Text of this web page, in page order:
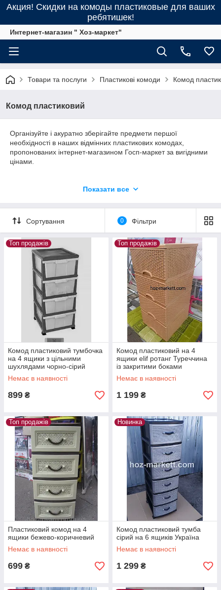
Акция! Скидки на комоды пластиковые для ваших
ребятишек!
Интернет-магазин " Хоз-маркет"
Товари та послуги Пластикові комоди Комод
Комод пластиковий
Організуйте і акуратно зберігайте предмети першої
необхідності в наших відмінних пластикових комодах,
пропонованих інтернет-магазином Госп-маркет за вигідними
цінами.
складеної одягу, а також різного розміру дрібничок. Крім того,
різних візерунків або більше яскравих кольорових фасадів, ви
легко знайдете привабливі та відповідні до декору
приміщення ящички, щоб доповнити або додати сплеск
фарб у ваше традиційний або сучасний інтер'єр.
Показати все
Сортування 0 Фільтри
Топ продажів
Комод пластиковий тумбочка
на 4 ящики з цільними
шухлядами чорно-сірий
Туреччина
Немає в наявності
899 ₴
Топ продажів
Комод пластиковий на 4
ящики elif ротанг Туреччина
із закритими боками
Немає в наявності
1 199 ₴
Топ продажів
Пластиковий комод на 4
ящики бежево-коричневий
Немає в наявності
699 ₴
Новинка
Комод пластиковий тумба
сірий на 6 ящиків Україна
Немає в наявності
1 299 ₴